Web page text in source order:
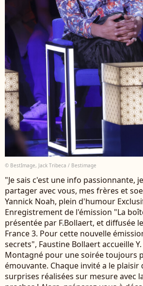
© BestImage, Jack Tribeca / Bestimage
"Je sais c'est une info passionnante,
partager avec vous, mes frères et
Yannick Noah, plein d'humour
Enregistrement de l'émission "La
présentée par F.Bollaert, et diffusée
France 3. Pour cette nouvelle
secrets", Faustine Bollaert accueille
Montagné pour une soirée toujours
émouvante. Chaque invité a le plaisir
surprises réalisées sur mesure avec